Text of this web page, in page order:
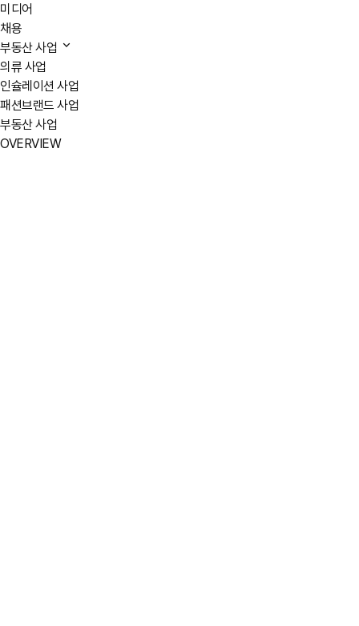
미디어
채용
부동산 사업
의류 사업
인슐레이션 사업
패션브랜드 사업
부동산 사업
OVERVIEW